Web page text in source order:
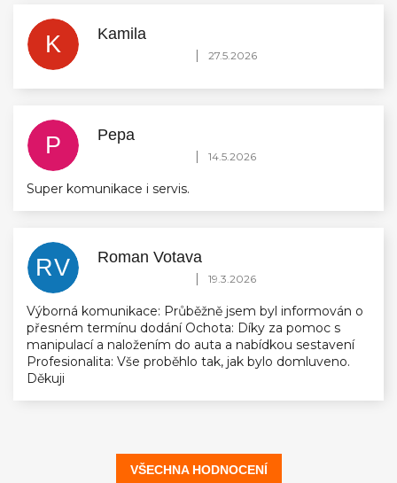
K Kamila
Hodnocení obchodu je 5 z 5 hvězdiček.
| 27.5.2026
P Pepa
Hodnocení obchodu je 5 z 5 hvězdiček.
| 14.5.2026
Super komunikace i servis.
RV Roman Votava
Hodnocení obchodu je 5 z 5 hvězdiček.
| 19.3.2026
Výborná komunikace: Průběžně jsem byl informován o
přesném termínu dodání Ochota: Díky za pomoc s
manipulací a naložením do auta a nabídkou sestavení
Profesionalita: Vše proběhlo tak, jak bylo domluveno.
Děkuji
VŠECHNA HODNOCENÍ